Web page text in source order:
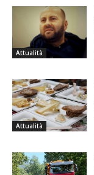
Attualità
Attualità